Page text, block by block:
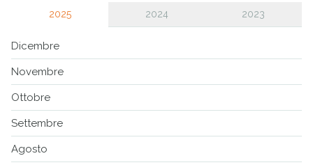
2025 2024 2023
Dicembre
Novembre
Ottobre
Settembre
Agosto